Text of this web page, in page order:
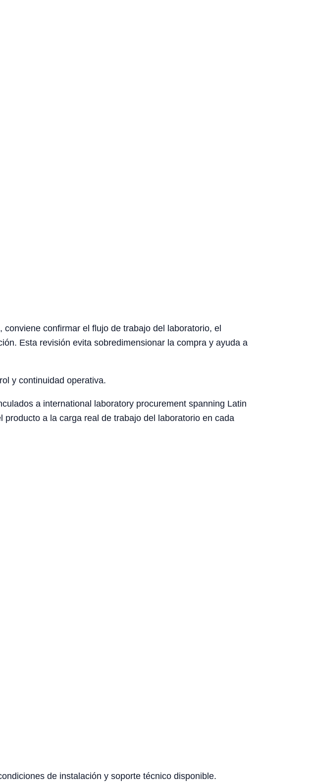
confirmar el flujo de trabajo del laboratorio, el
Esta revisión evita sobredimensionar la compra y ayuda a
y continuidad operativa.
a international laboratory procurement spanning Latin
a la carga real de trabajo del laboratorio en cada
de instalación y soporte técnico disponible.